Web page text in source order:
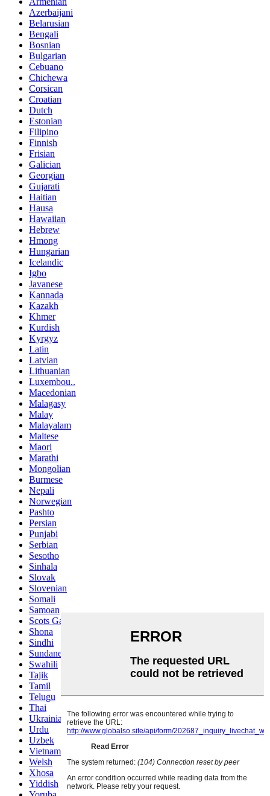
Azerbaijani
Belarusian
Bengali
Bosnian
Bulgarian
Cebuano
Chichewa
Corsican
Croatian
Dutch
Estonian
Filipino
Finnish
Frisian
Galician
Georgian
Gujarati
Haitian
Hausa
Hawaiian
Hebrew
Hmong
Hungarian
Icelandic
Igbo
Javanese
Kannada
Kazakh
Khmer
Kurdish
Kyrgyz
Latin
Latvian
Lithuanian
Luxembou..
Macedonian
Malagasy
Malay
Malayalam
Maltese
Maori
Marathi
Mongolian
Burmese
Nepali
Norwegian
Pashto
Persian
Punjabi
Serbian
Sesotho
Sinhala
Slovak
Slovenian
Somali
Samoan
Scots Gaelic
Shona
Sindhi
Sundanese
Swahili
Tajik
Tamil
Telugu
Thai
Ukrainian
Urdu
Uzbek
Vietnamese
Welsh
Xhosa
Yiddish